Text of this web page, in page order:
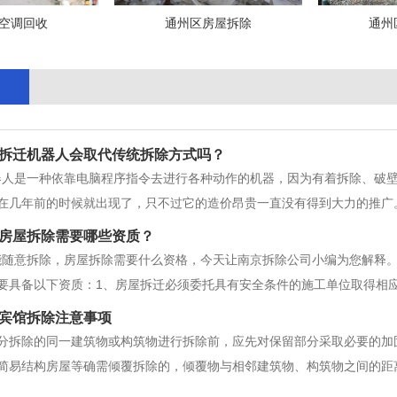
调回收 通州区房屋拆除 通州
迁机器人会取代传统拆除方式吗？
是一种依靠电脑程序指令去进行各种动作的机器，因为有着拆除、破
几年前的时候就出现了，只不过它的造价昂贵一直没有得到大力的推
的使用呢?到时候，工人们会失业吗?其实，南京拆除公司小编认为是
人的造价和研发都耗费了大量的
屋拆除需要哪些资质？
意拆除，房屋拆除需要什么资格，今天让南京拆除公司小编为您解释
具备以下资质：1、房屋拆迁必须委托具有安全条件的施工单位取得
实施。2、房屋拆迁委托单位应当向被拆迁房屋和地下管道提供有关
全技术措施。3、施工过程中
馆拆除注意事项
拆除的同一建筑物或构筑物进行拆除前，应先对保留部分采取必要的
易结构房屋等确需倾覆拆除的，倾覆物与相邻建筑物、构筑物之间的